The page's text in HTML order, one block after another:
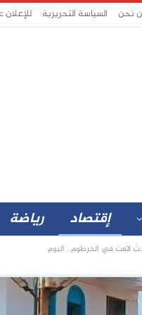
نحن السياسة التحريرية
إقتصاد رياضة
لافت في الخرطوم.. اليوم